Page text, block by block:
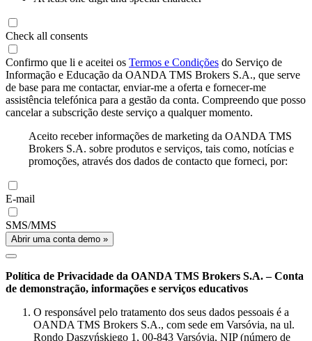
Check all consents
Confirmo que li e aceitei os Termos e Condições do Serviço de
Informação e Educação da OANDA TMS Brokers S.A., que serve
de base para me contactar, enviar-me a oferta e fornecer-me
assistência telefónica para a gestão da conta. Compreendo que posso
cancelar a subscrição deste serviço a qualquer momento.
Aceito receber informações de marketing da OANDA TMS
Brokers S.A. sobre produtos e serviços, tais como, notícias e
promoções, através dos dados de contacto que forneci, por:
E-mail
SMS/MMS
Abrir uma conta demo »
Política de Privacidade da OANDA TMS Brokers S.A. – Conta
de demonstração, informações e serviços educativos
O responsável pelo tratamento dos seus dados pessoais é a
OANDA TMS Brokers S.A., com sede em Varsóvia, na ul.
Rondo Daszyńskiego 1, 00-843 Varsóvia, NIP (número de